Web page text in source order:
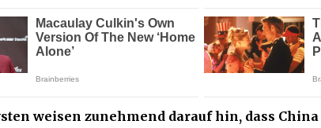
weisen zunehmend darauf hin, dass